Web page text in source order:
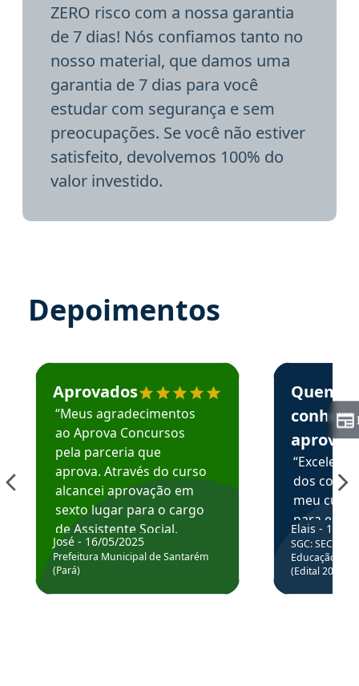
ZERO risco com a nossa garantia
de 7 dias! Nós confiamos tanto no
nosso material, que damos uma
garantia de 7 dias para você
estudar com segurança e sem
preocupações. Se você não estiver
satisfeito, devolvemos 100% do
valor investido.
Depoimentos
Estudante José recomenda o Aprova Concursos em
Aprovados
“Meus agradecimentos
ao Aprova Concursos
pela parceria que
aprova. Através do curso
alcancei aprovação em
sexto lugar para o cargo
de Assistente Social.
Hoje estou atuando na
Prefeitura de Santarém.
José - 16/05/2025
Prefeitura Municipal de Santarém
(Pará)
Estudante
Quem
aprova
dos
meu
para
colocar
através
de
Elais - 15/
SGC: SEC BA
Educação
(Edital